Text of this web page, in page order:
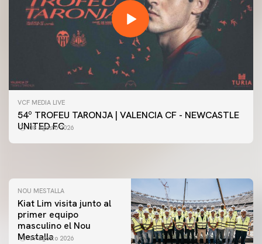
VCF MEDIA LIVE
54º TROFEU TARONJA | VALENCIA CF - NEWCASTLE
UNITED FC
08 agosto 2026
PRIMER EQUIPO
Las fotos del Valencia CF-Newcastle United FC
PRIMER EQUIPO
MESTALLA 📍
NOU MESTALLA
Kiat Lim visita junto al
primer equipo
masculino el Nou
Mestalla
07 agosto 2026